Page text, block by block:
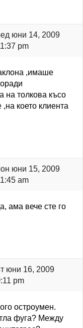
юни 14, 2009
pm
,имаше
на толкова късо
което клиента
юни 15, 2009
am
ама вече сте го
юни 16, 2009
pm
остроумен.
фуга? Между